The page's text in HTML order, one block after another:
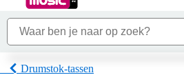
Drumstok-tassen